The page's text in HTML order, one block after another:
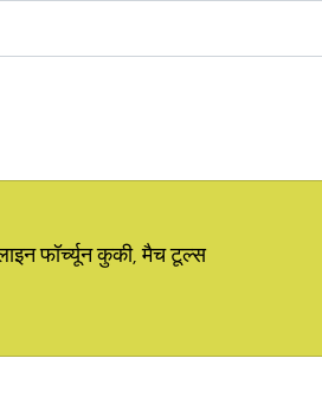
फॉर्च्यून कुकी, मैच टूल्स